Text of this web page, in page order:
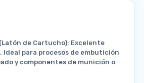
de Cartucho): Excelente
para procesos de embutición
y componentes de munición o